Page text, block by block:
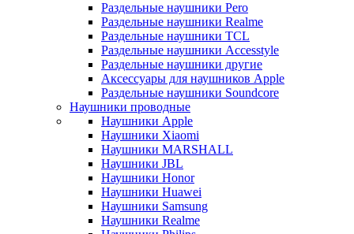
Раздельные наушники Pero
Раздельные наушники Realme
Раздельные наушники TCL
Раздельные наушники Accesstyle
Раздельные наушники другие
Аксессуары для наушников Apple
Раздельные наушники Soundcore
Наушники проводные
Наушники Apple
Наушники Xiaomi
Наушники MARSHALL
Наушники JBL
Наушники Honor
Наушники Huawei
Наушники Samsung
Наушники Realme